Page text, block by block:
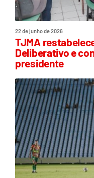
22 de junho de 2026
TJMA
Deliberativo e
presidente